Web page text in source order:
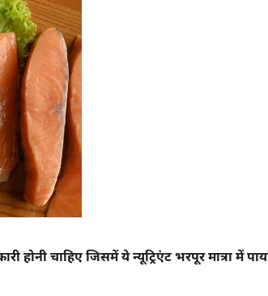
चाहिए जिसमें ये न्यूट्रिएंट भरपूर मात्रा में